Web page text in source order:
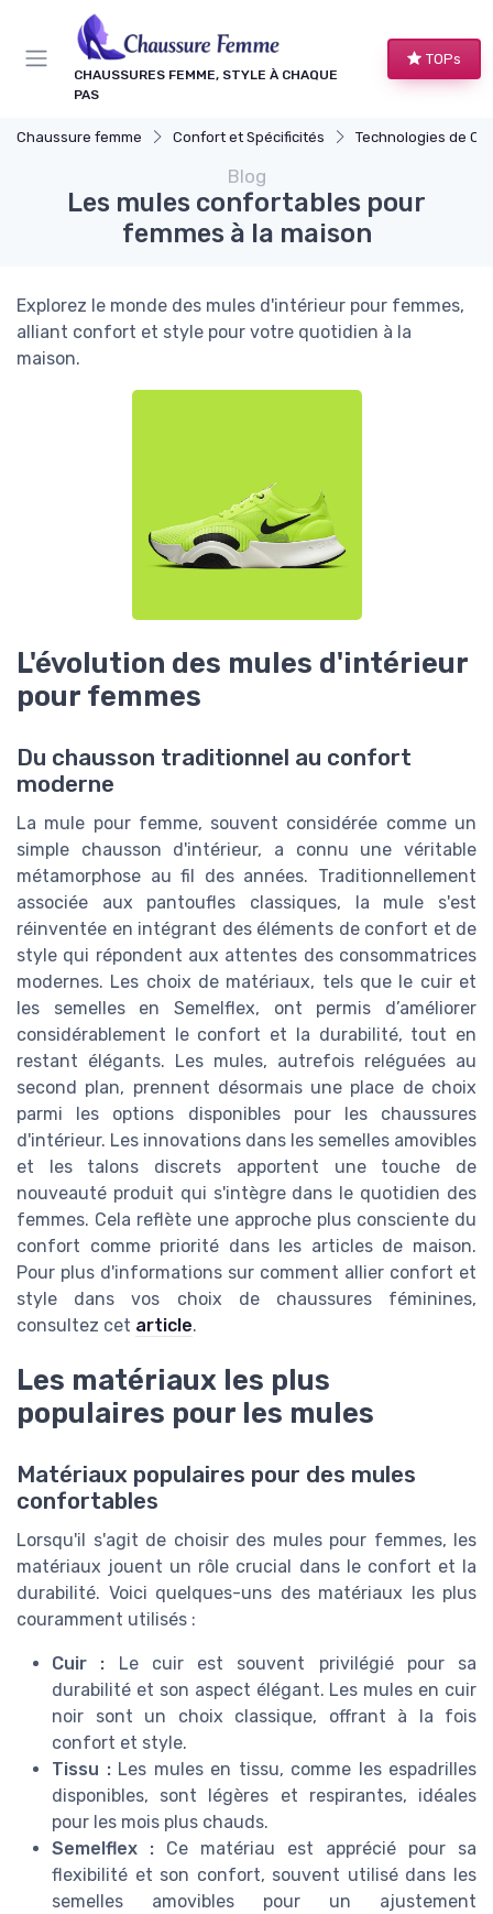
CHAUSSURES FEMME, STYLE À CHAQUE
PAS
TOPs
Chaussure femme Confort et Spécificités Technologies de
Blog
Les mules confortables pour
femmes à la maison
Explorez le monde des mules d'intérieur pour femmes,
alliant confort et style pour votre quotidien à la
maison.
L'évolution des mules d'intérieur
pour femmes
Du chausson traditionnel au confort
moderne
La mule pour femme, souvent considérée comme un
simple chausson d'intérieur, a connu une véritable
métamorphose au fil des années. Traditionnellement
associée aux pantoufles classiques, la mule s'est
réinventée en intégrant des éléments de confort et de
style qui répondent aux attentes des consommatrices
modernes. Les choix de matériaux, tels que le cuir et
les semelles en Semelflex, ont permis d’améliorer
considérablement le confort et la durabilité, tout en
restant élégants. Les mules, autrefois reléguées au
second plan, prennent désormais une place de choix
parmi les options disponibles pour les chaussures
d'intérieur. Les innovations dans les semelles amovibles
et les talons discrets apportent une touche de
nouveauté produit qui s'intègre dans le quotidien des
femmes. Cela reflète une approche plus consciente du
confort comme priorité dans les articles de maison.
Pour plus d'informations sur comment allier confort et
style dans vos choix de chaussures féminines,
consultez cet article.
Les matériaux les plus
populaires pour les mules
Matériaux populaires pour des mules
confortables
Lorsqu'il s'agit de choisir des mules pour femmes, les
matériaux jouent un rôle crucial dans le confort et la
durabilité. Voici quelques-uns des matériaux les plus
couramment utilisés :
Cuir : Le cuir est souvent privilégié pour sa
durabilité et son aspect élégant. Les mules en cuir
noir sont un choix classique, offrant à la fois
confort et style.
Tissu :Les mules en tissu, comme les espadrilles
disponibles, sont légères et respirantes, idéales
pour les mois plus chauds.
Semelflex : Ce matériau est apprécié pour sa
flexibilité et son confort, souvent utilisé dans les
semelles amovibles pour un ajustement
Panneau de gestion des cookies